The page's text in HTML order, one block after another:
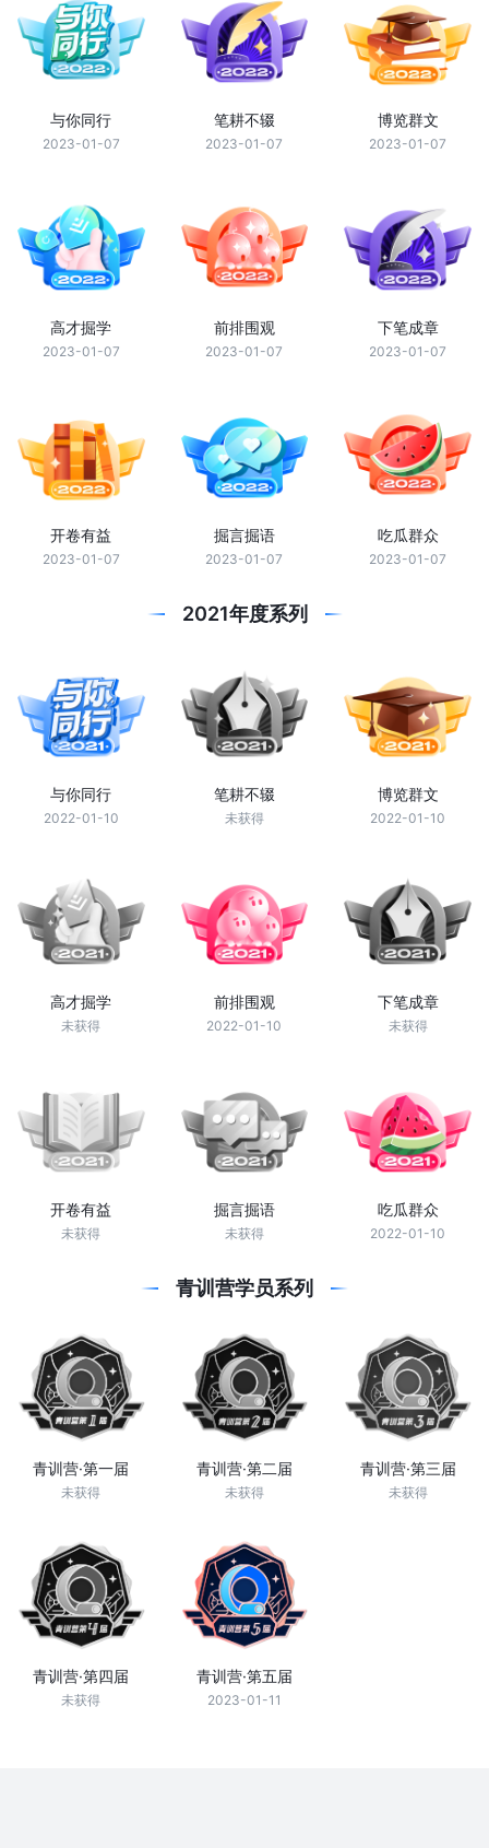
与你同行
2023-01-07
笔耕不辍
2023-01-07
博览群文
2023-01-07
高才掘学
2023-01-07
前排围观
2023-01-07
下笔成章
2023-01-07
开卷有益
2023-01-07
掘言掘语
2023-01-07
吃瓜群众
2023-01-07
2021年度系列
与你同行
2022-01-10
笔耕不辍
未获得
博览群文
2022-01-10
高才掘学
未获得
前排围观
2022-01-10
下笔成章
未获得
开卷有益
未获得
掘言掘语
未获得
吃瓜群众
2022-01-10
青训营学员系列
青训营·第一届
未获得
青训营·第二届
未获得
青训营·第三届
未获得
青训营·第四届
未获得
青训营·第五届
2023-01-11